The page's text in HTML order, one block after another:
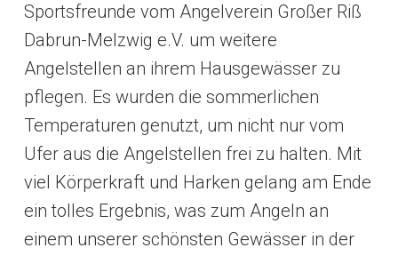
Sportsfreunde vom Angelverein Großer Riß
Dabrun-Melzwig e.V. um weitere
Angelstellen an ihrem Hausgewässer zu
pflegen. Es wurden die sommerlichen
Temperaturen genutzt, um nicht nur vom
Ufer aus die Angelstellen frei zu halten. Mit
viel Körperkraft und Harken gelang am Ende
ein tolles Ergebnis, was zum Angeln an
einem unserer schönsten Gewässer in der